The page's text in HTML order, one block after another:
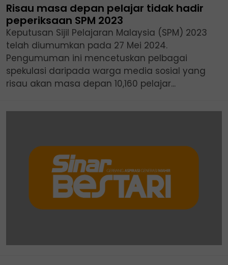
Risau masa depan pelajar tidak hadir
peperiksaan SPM 2023
Keputusan Sijil Pelajaran Malaysia (SPM) 2023
telah diumumkan pada 27 Mei 2024.
Pengumuman ini mencetuskan pelbagai
spekulasi daripada warga media sosial yang
risau akan masa depan 10,160 pelajar...